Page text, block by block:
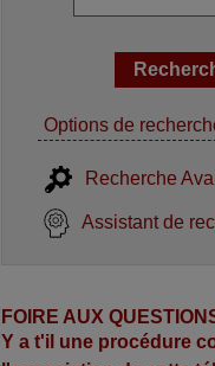
Options de
Recherche
Assistant de
FOIRE AUX
Y a t'il une procédure